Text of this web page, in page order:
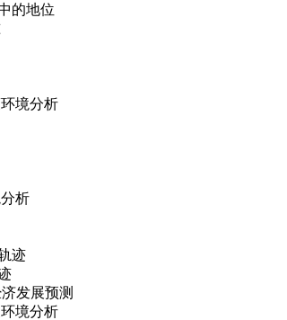
的地位
境分析
析
迹
发展预测
境分析